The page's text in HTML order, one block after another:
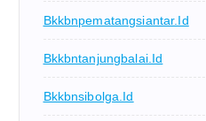
Bkkbnpematangsiantar.id
Bkkbntanjungbalai.id
Bkkbnsibolga.id